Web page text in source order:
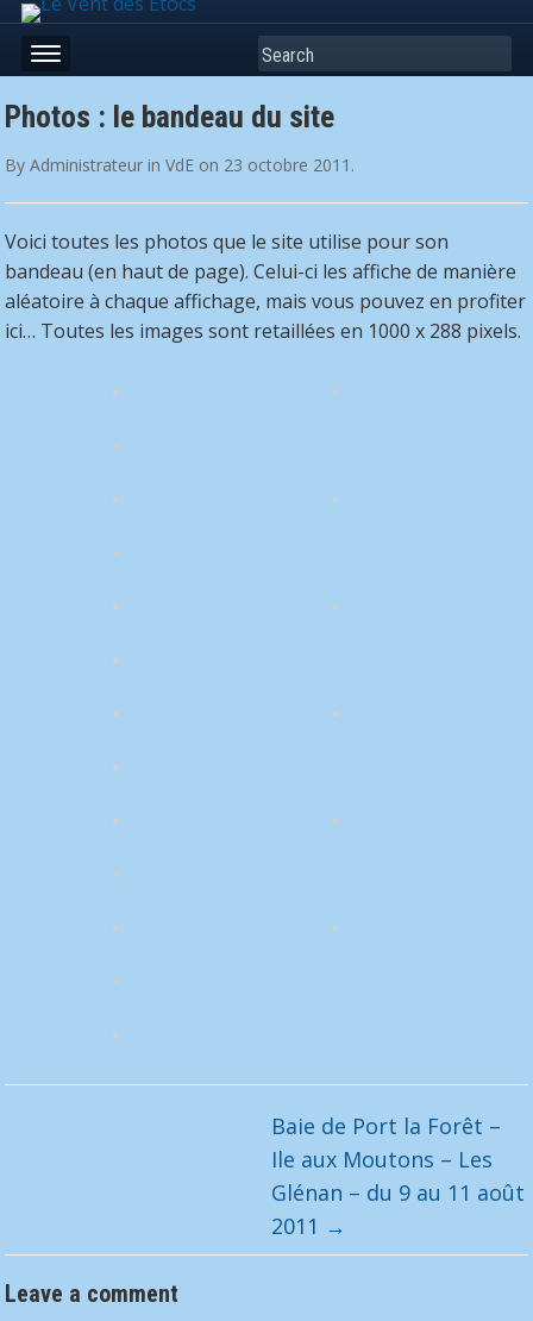
Search
Photos : le bandeau du site
ByAdministrateur inVdE on 23 octobre 2011 .
Voici toutes les photos que le site utilise pour son
bandeau (en haut de page). Celui-ci les affiche de manière
aléatoire à chaque affichage, mais vous pouvez en profiter
ici… Toutes les images sont retaillées en 1000 x 288 pixels.
Baie de Port la Forêt –
Ile aux Moutons – Les
Glénan – du 9 au 11 août
2011 →
Leave a comment